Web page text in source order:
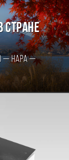
стране
— Нара —